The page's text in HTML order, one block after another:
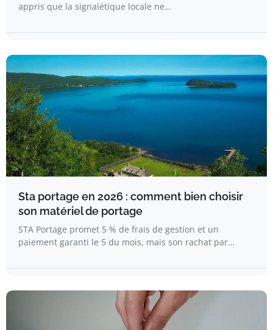
appris que la signalétique locale ne…
Sta portage en 2026 : comment bien choisir
son matériel de portage
STA Portage promet 5 % de frais de gestion et un
paiement garanti le 5 du mois, mais son rachat par…